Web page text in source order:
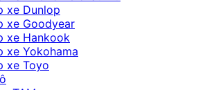
xe Dunlop
xe Goodyear
xe Hankook
xe Yokohama
xe Toyo